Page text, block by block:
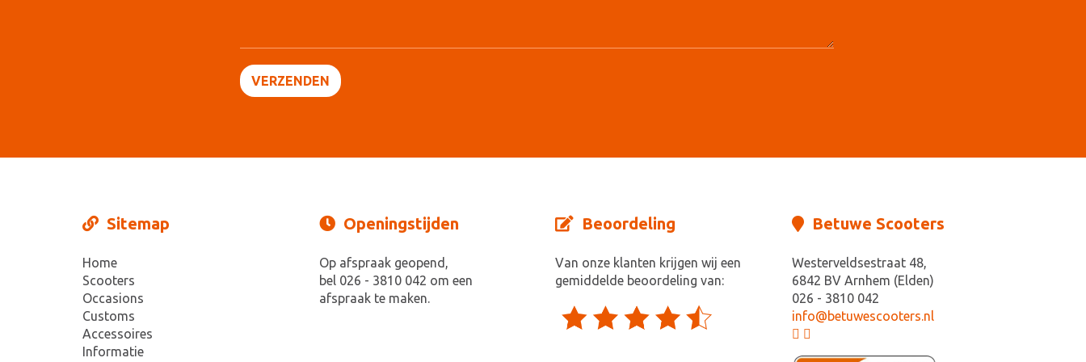
Sitemap
Home
Scooters
Occasions
Customs
Accessoires
Informatie
Openingstijden
Op afspraak geopend,
bel 026 - 3810 042 om een
afspraak te maken.
Beoordeling
Van onze klanten krijgen wij een
gemiddelde beoordeling van:
Betuwe Scooters
Westerveldsestraat 48,
6842 BV Arnhem (Elden)
026 - 3810 042
info@betuwescooters.nl